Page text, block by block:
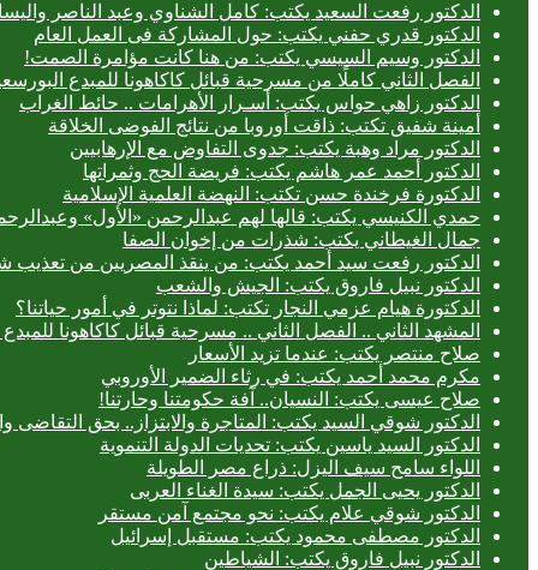
الدكتور رفعت السعيد يكتب: كامل الشناوي وعبد الناصر
الدكتور قدري حفني يكتب: حول المشاركة فى العمل العام
الدكتور وسيم السيسي يكتب: من هنا كانت مؤامرة الصمت!
الفصل الثاني كاملًا من مسرحية قبائل كاكاهونا للمبدع
الدكتور زاهي حواس يكتب: أسـرار الأهرامات .. حائط الغراب
أمينة شفيق تكتب: ذاقت أوروبا من نتائج الفوضى الخلاقة
الدكتور مراد وهبة يكتب: جدوى التفاوض مع الإرهابيين
الدكتور أحمد عمر هاشم يكتب: فريضة الحج وثمراتها
الدكتورة فرخندة حسن تكتب: النهضة العلمية الإسلامية
حمدي الكنيسي يكتب: قالها لهم عبدالرحمن «الأول»
جمال الغيطاني يكتب: شذرات من إخوان الصفا
الدكتور رفعت سيد أحمد يكتب: من ينقذ المصريين من تعذيب
الدكتور نبيل فاروق يكتب: الجيش والشعب
الدكتورة هيام عزمي النجار تكتب: لماذا نتوتر في أمور حياتنا؟
المشهد الثاني .. الفصل الثاني .. مسرحية قبائل كاكاهونا
صلاح منتصر يكتب: عندما تزيد الأسعار
مكرم محمد أحمد يكتب: في رثاء الضمير الأوروبي
صلاح عيسى يكتب: النسيان.. آفة حكومتنا وحارتنا!
الدكتور شوقي السيد يكتب: المتاجرة والابتزاز.. بحق التقاضى
الدكتور السيد ياسين يكتب: تحديات الدولة التنموية
اللواء سامح سيف اليزل: ذراع مصر الطويلة
الدكتور يحيى الجمل يكتب: سيدة الغناء العربى
الدكتور شوقي علام يكتب: نحو مجتمع آمن مستقر
الدكتور مصطفى محمود يكتب: مستقبل إسرائيل
الدكتور نبيل فاروق يكتب: الشياطين